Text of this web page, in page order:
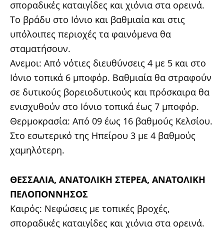
σποραδικές καταιγίδες και χιόνια στα ορεινά.
Το βράδυ στο Ιόνιο και βαθμιαία και στις
υπόλοιπες περιοχές τα φαινόμενα θα
σταματήσουν.
Ανεμοι: Από νότιες διευθύνσεις 4 με 5 και στο
Ιόνιο τοπικά 6 μποφόρ. Βαθμιαία θα στραφούν
σε δυτικούς βορειοδυτικούς και πρόσκαιρα θα
ενισχυθούν στο Ιόνιο τοπικά έως 7 μποφόρ.
Θερμοκρασία: Από 09 έως 16 βαθμούς Κελσίου.
Στο εσωτερικό της Ηπείρου 3 με 4 βαθμούς
χαμηλότερη.
ΘΕΣΣΑΛΙΑ, ΑΝΑΤΟΛΙΚΗ ΣΤΕΡΕΑ, ΑΝΑΤΟΛΙΚΗ
ΠΕΛΟΠΟΝΝΗΣΟΣ
Καιρός: Νεφώσεις με τοπικές βροχές,
σποραδικές καταιγίδες και χιόνια στα ορεινά.